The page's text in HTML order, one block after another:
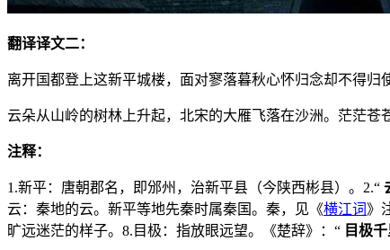
翻译译文二：
离开国都登上这新平城楼，面对寥落暮秋心怀归念却不得归
云朵从山岭的树林上升起，北宋的大雁飞落在沙洲。茫茫苍
注释：
1.新平：唐朝郡名，即邠州，治新平县（今陕西彬县）。2.“
云：秦地的云。新平等地先秦时属秦国。秦，见《横江词 》
旷远迷茫的样子。8.目极：指放眼远望。《楚辞》：“ 目极